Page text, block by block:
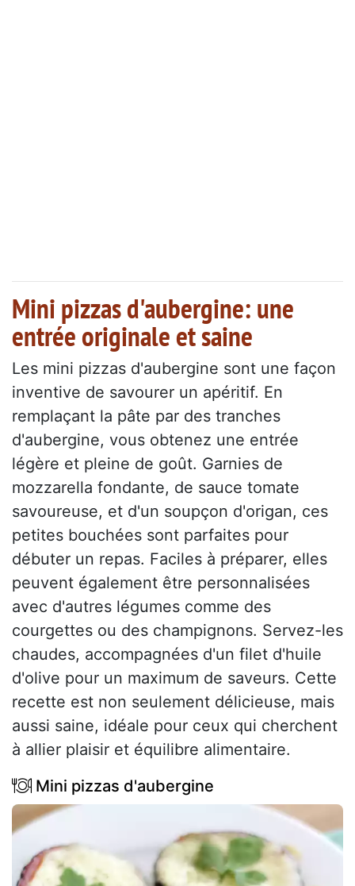
Mini pizzas d'aubergine: une
entrée originale et saine
Les mini pizzas d'aubergine sont une façon
inventive de savourer un apéritif. En
remplaçant la pâte par des tranches
d'aubergine, vous obtenez une entrée
légère et pleine de goût. Garnies de
mozzarella fondante, de sauce tomate
savoureuse, et d'un soupçon d'origan, ces
petites bouchées sont parfaites pour
débuter un repas. Faciles à préparer, elles
peuvent également être personnalisées
avec d'autres légumes comme des
courgettes ou des champignons. Servez-les
chaudes, accompagnées d'un filet d'huile
d'olive pour un maximum de saveurs. Cette
recette est non seulement délicieuse, mais
aussi saine, idéale pour ceux qui cherchent
à allier plaisir et équilibre alimentaire.
Mini pizzas d'aubergine